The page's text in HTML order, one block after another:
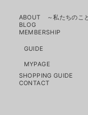
ABOUT ～私たちのこ
BLOG
MEMBERSHIP
GUIDE
MYPAGE
SHOPPING GUIDE
CONTACT